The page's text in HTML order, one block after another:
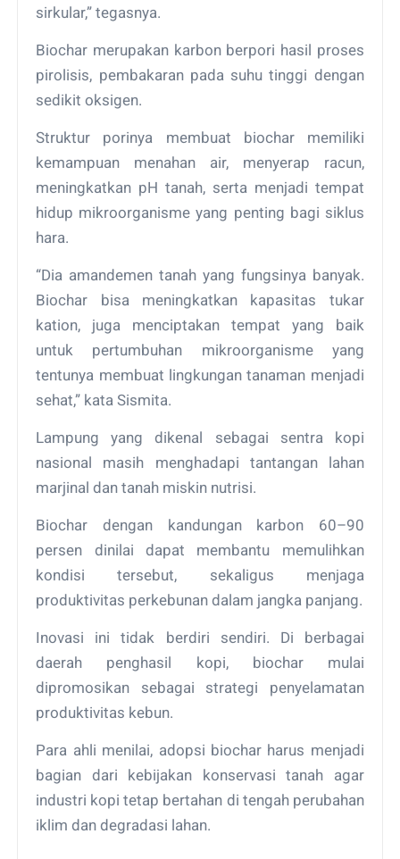
sirkular,” tegasnya.
Biochar merupakan karbon berpori hasil proses
pirolisis, pembakaran pada suhu tinggi dengan
sedikit oksigen.
Struktur porinya membuat biochar memiliki
kemampuan menahan air, menyerap racun,
meningkatkan pH tanah, serta menjadi tempat
hidup mikroorganisme yang penting bagi siklus
hara.
“Dia amandemen tanah yang fungsinya banyak.
Biochar bisa meningkatkan kapasitas tukar
kation, juga menciptakan tempat yang baik
untuk pertumbuhan mikroorganisme yang
tentunya membuat lingkungan tanaman menjadi
sehat,” kata Sismita.
Lampung yang dikenal sebagai sentra kopi
nasional masih menghadapi tantangan lahan
marjinal dan tanah miskin nutrisi.
Biochar dengan kandungan karbon 60–90
persen dinilai dapat membantu memulihkan
kondisi tersebut, sekaligus menjaga
produktivitas perkebunan dalam jangka panjang.
Inovasi ini tidak berdiri sendiri. Di berbagai
daerah penghasil kopi, biochar mulai
dipromosikan sebagai strategi penyelamatan
produktivitas kebun.
Para ahli menilai, adopsi biochar harus menjadi
bagian dari kebijakan konservasi tanah agar
industri kopi tetap bertahan di tengah perubahan
iklim dan degradasi lahan.